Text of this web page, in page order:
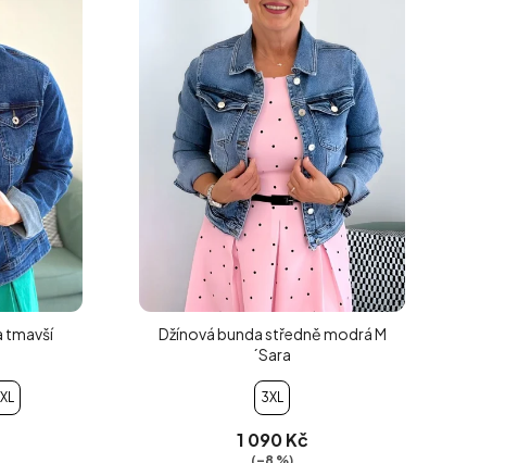
tmavší
Džínová bunda středně modrá M
´Sara
3XL
1 090 Kč